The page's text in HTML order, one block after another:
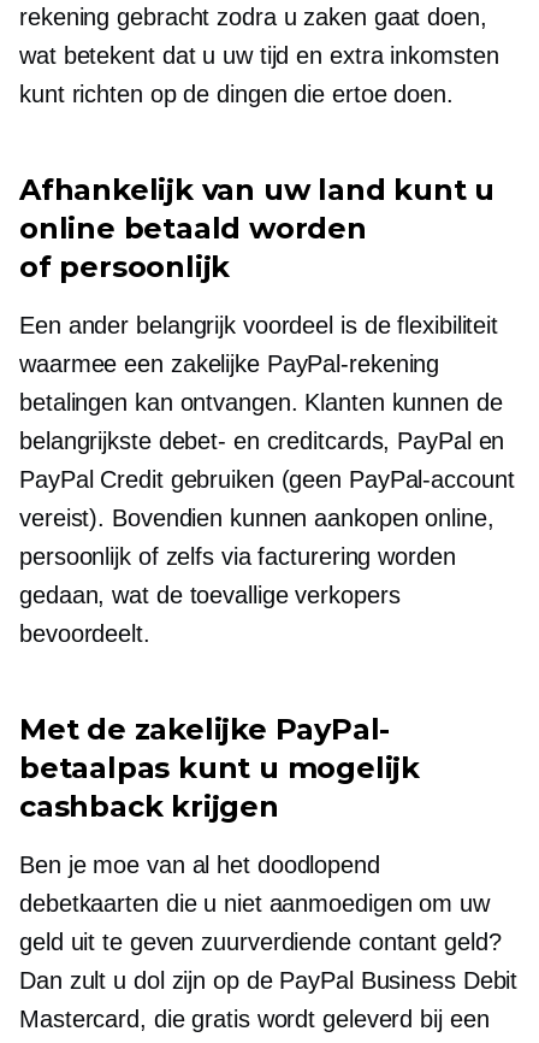
rekening gebracht zodra u zaken gaat doen,
wat betekent dat u uw tijd en extra inkomsten
kunt richten op de dingen die ertoe doen.
Afhankelijk van uw land kunt u
online betaald worden
of persoonlijk
Een ander belangrijk voordeel is de flexibiliteit
waarmee een zakelijke PayPal-rekening
betalingen kan ontvangen. Klanten kunnen de
belangrijkste debet- en creditcards, PayPal en
PayPal Credit gebruiken (geen PayPal-account
vereist). Bovendien kunnen aankopen online,
persoonlijk of zelfs via facturering worden
gedaan, wat de toevallige verkopers
bevoordeelt.
Met de zakelijke PayPal-
betaalpas kunt u mogelijk
cashback krijgen
Ben je moe van al het doodlopend
debetkaarten die u niet aanmoedigen om uw
geld uit te geven zuurverdiendecontant geld?
Dan zult u dol zijn op de PayPal Business Debit
Mastercard, die gratis wordt geleverd bij een